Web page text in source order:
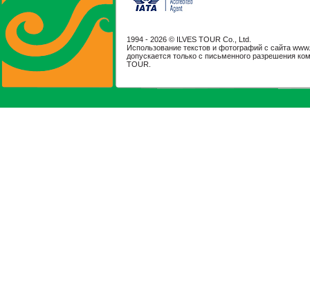
1994 - 2026 © ILVES TOUR Co., Ltd.
Использование текстов и фотографий с сайта
допускается только с письменного разрешения
TOUR.